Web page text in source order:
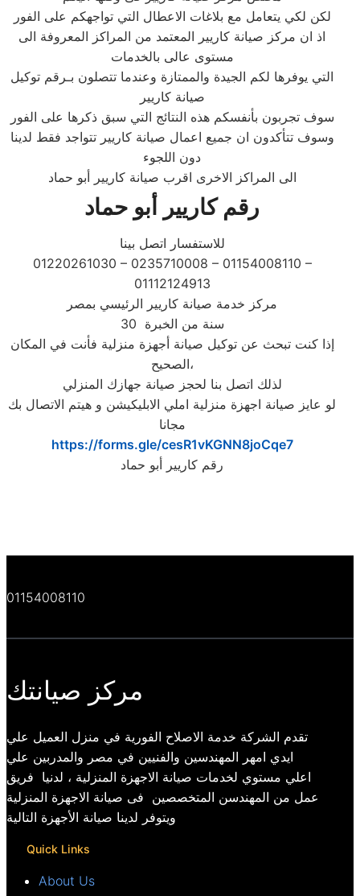
لكن لكي يتعامل مع بلاغات الاعطال التي تواجهكم على الفور
اذ ان مركز صيانة كاريير المعتمد من المراكز المعروفة الى
مستوى عالى بالخدمات
التي يوفرها لكم الجيدة والممتازة وعندما تتصلون بـرقم توكيل
صيانة كاريير
سوف تجربون بأنفسكم هذه النتائج التي سبق ذكرها على الفور
وسوف تتأكدون ان جميع اعمال صيانة كاريير تتواجد فقط لدينا
دون اللجوء
الى المراكز الاخرى اقرب صيانة كاريير أبو حماد
رقم كاريير أبو حماد
للاستفسار اتصل بينا
01220261030 – 0235710008 – 01154008110 –
01112124913
مركز خدمة صيانة كاريير الرئيسي بمصر
30 سنة من الخبرة
إذا كنت تبحث عن توكيل صيانة أجهزة منزلية فأنت في المكان
الصحيح،
لذلك اتصل بنا لحجز صيانة جهازك المنزلي
لو عايز صيانة اجهزة منزلية املي الابليكيشن و هيتم الاتصال بك
مجانا
https://forms.gle/cesR1vKGNN8joCqe7
رقم كاريير أبو حماد
01154008110
مركز صيانتك
تقدم الشركة خدمة الاصلاح الفورية في منزل العميل علي
ايدي امهر المهندسين والفنيين في مصر والمدربين علي
اعلي مستوي لخدمات صيانة الاجهزة المنزلية ، لدنيا فريق
عمل من المهندسن المتخصصين فى صيانة الاجهزة المنزلية
ويتوفر لدينا صيانة الأجهزة التالية
Quick Links
About Us